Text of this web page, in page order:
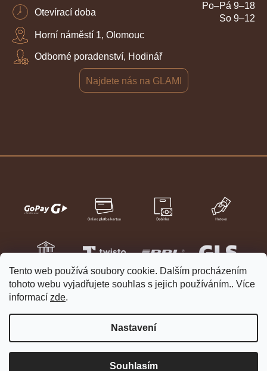
Tento web používá soubory cookie. Dalším procházením
tohoto webu vyjadřujete souhlas s jejich používáním.. Více
informací zde.
Nastavení
Souhlasím
Otevírací doba
Po–Pá 9–18
So 9–12
Horní náměstí 1, Olomouc
Odborné poradenství, Hodinář
Najdete nás na GLAMI
Vytvořil Shoptet
HELVETIA hodinky a šperky